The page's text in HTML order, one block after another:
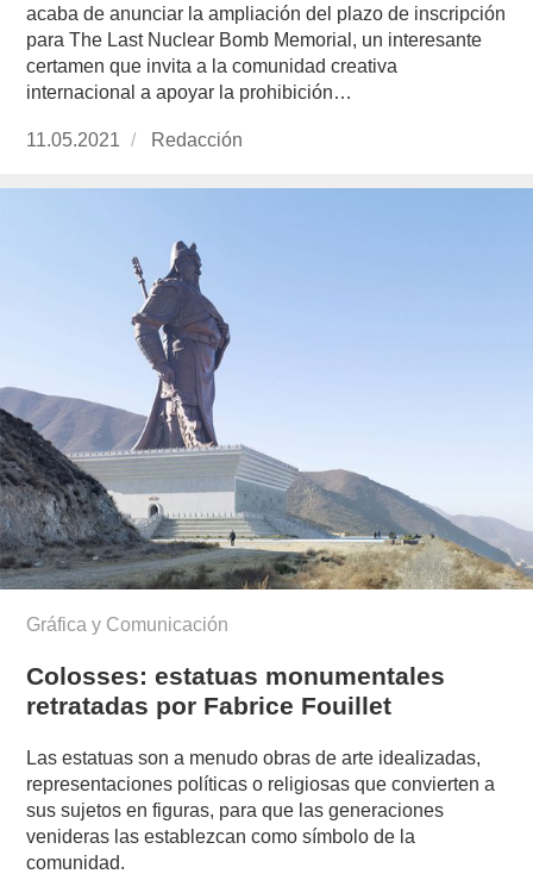
acaba de anunciar la ampliación del plazo de inscripción
para The Last Nuclear Bomb Memorial, un interesante
certamen que invita a la comunidad creativa
internacional a apoyar la prohibición…
Publicado
11.05.2021 https://www.experimenta.es/author/redaccion/
Redacción
Gráfica y Comunicación
Colosses: estatuas monumentales
retratadas por Fabrice Fouillet
Las estatuas son a menudo obras de arte idealizadas,
representaciones políticas o religiosas que convierten a
sus sujetos en figuras, para que las generaciones
venideras las establezcan como símbolo de la
comunidad.